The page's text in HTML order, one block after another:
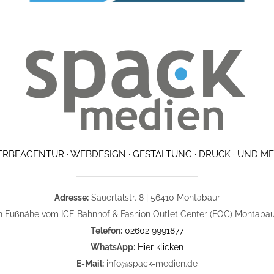
· WEBDESIGN · GESTALTUNG · DRUCK · UND
Adresse:Sauertalstr. 8 | 56410 Montabaur
Fußnähe vom ICE Bahnhof & Fashion Outlet Center (FOC)
Telefon: 02602 9991877
WhatsApp: Hier klicken
E-Mail: info@spack-medien.de